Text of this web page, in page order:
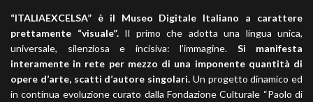
“ITALIAEXCELSA” è il Museo Digitale Italiano a carattere
prettamente “visuale”.Il primo che adotta una lingua unica,
universale, silenziosa e incisiva: l’immagine. Si manifesta
interamente in rete per mezzo di una imponente quantità di
opere d’arte, scatti d’autore singolari. Un progetto dinamico ed
in continua evoluzione curato dalla Fondazione Culturale “Paolo di